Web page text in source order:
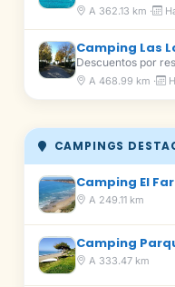
A 362.13 km ·
Camping Las
Descuentos por
A 468.99 km ·
CAMPINGS
Camping El
A 249.11 km
Camping
A 333.47 km